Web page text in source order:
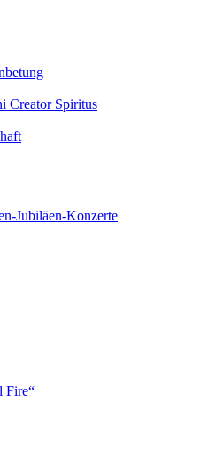
Creator Spiritus
Jubiläen-Konzerte
Fire“